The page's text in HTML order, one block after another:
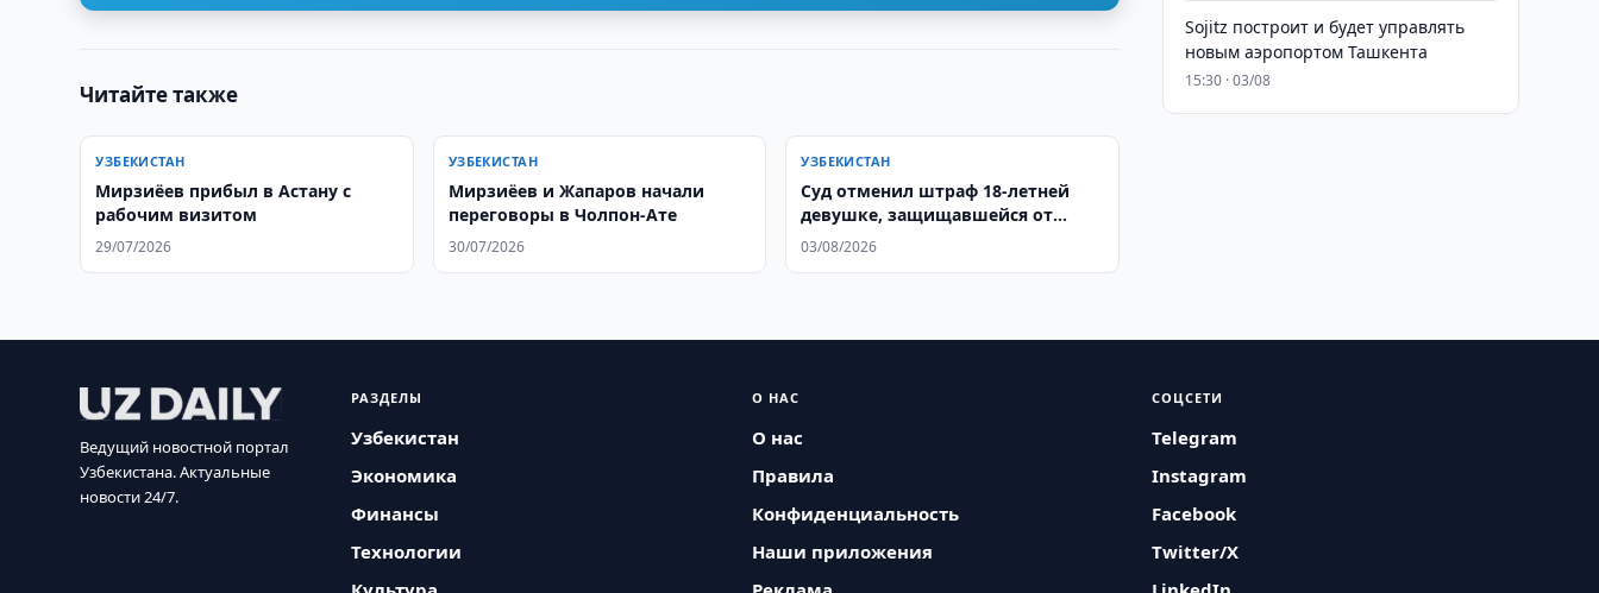
Читайте также
УЗБЕКИСТАН
Мирзиёев прибыл в Астану с
рабочим визитом
29/07/2026
УЗБЕКИСТАН
Мирзиёев и Жапаров начали
переговоры в Чолпон-Ате
30/07/2026
УЗБЕКИСТАН
Суд отменил штраф 18-летней
девушке, защищавшейся от
домогательств бывшего тренера
03/08/2026
Sojitz построит и будет управлять
новым аэропортом Ташкента
15:30 · 03/08
Ведущий новостной портал
Узбекистана. Актуальные
новости 24/7.
РАЗДЕЛЫ
Узбекистан
Экономика
Финансы
Технологии
О НАС
О нас
Правила
Конфиденциальность
Наши приложения
СОЦСЕТИ
Telegram
Instagram
Facebook
Twitter/X